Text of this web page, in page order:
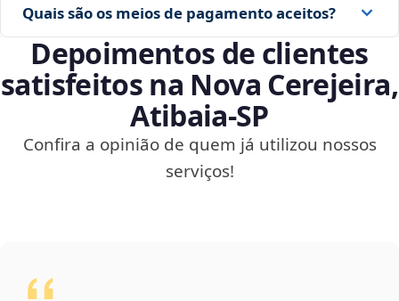
Quais são os meios de pagamento aceitos?
Depoimentos de clientes
satisfeitos na Nova Cerejeira,
Atibaia‑SP
Confira a opinião de quem já utilizou nossos
serviços!